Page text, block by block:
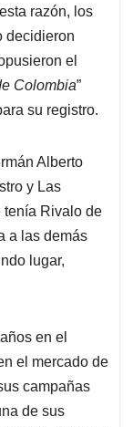
razón, los
decidieron
el
Colombia”
su registro.
Alberto
y Las
tenía Rivalo de
a las demás
lugar,
en el
el mercado de
campañas
de sus